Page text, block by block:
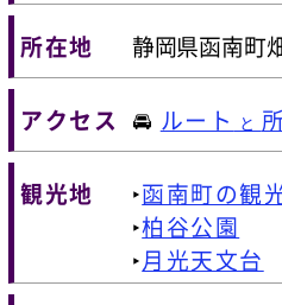
所在地 静岡県函南町
アクセス 🚘 ルート と
観光地 ‣函南町の観
‣柏谷公園
‣月光天文台